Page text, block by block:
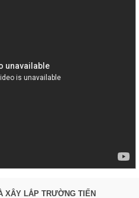
XÂY LẮP TRƯỜNG TIẾN